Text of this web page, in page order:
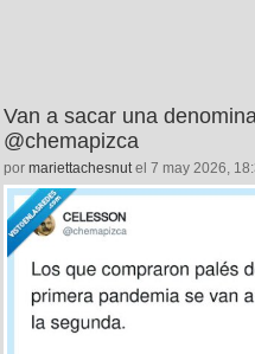
Van a sacar una
@chemapizca
por mariettachesnutel 7 may 2026,